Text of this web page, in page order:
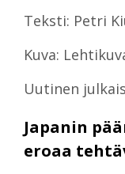
Teksti: Petri
Kuva:
Uutinen
Japanin
eroaa